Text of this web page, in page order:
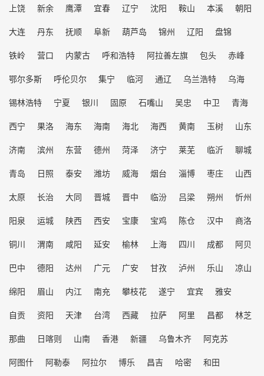
上饶
新余 鹰潭 宜春 辽宁 沈阳 鞍山 本溪
朝阳
大连
丹东 抚顺 阜新 葫芦岛 锦州 辽阳
盘锦
铁岭
营口 内蒙古 呼和浩特 阿拉善左旗 包头
赤峰
鄂尔多斯
呼伦贝尔 集宁 临河 通辽 乌兰浩特
乌海
锡林浩特
宁夏 银川 固原 石嘴山 吴忠 中卫
青海
西宁
果洛 海东 海南 海北 海西 黄南 玉树
山东
济南
滨州 东营 德州 菏泽 济宁 莱芜 临沂
聊城
青岛
日照 泰安 潍坊 威海 烟台 淄博 枣庄
山西
太原
长治 大同 晋城 晋中 临汾 吕梁 朔州
忻州
阳泉
运城 陕西 西安 宝康 宝鸡 陈仓 汉中
商洛
铜川
渭南 咸阳 延安 榆林 上海 四川 成都
阿贝
巴中
德阳 达州 广元 广安 甘孜 泸州 乐山
凉山
绵阳
眉山 内江 南充 攀枝花 遂宁 宜宾
雅安
自贡
资阳 天津 台湾 西藏 拉萨 阿里 昌都
林芝
那曲
日喀则 山南 香港 新疆 乌鲁木齐
阿克苏
阿图什
阿勒泰 阿拉尔 博乐 昌吉 哈密
和田